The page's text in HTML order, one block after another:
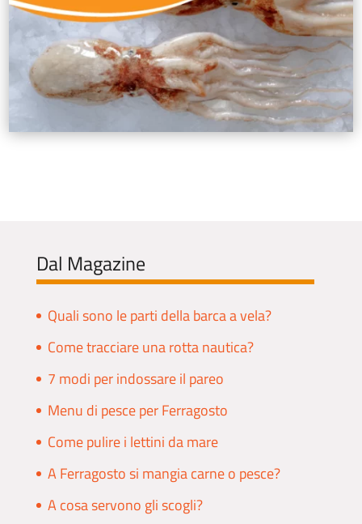
Dal Magazine
Quali sono le parti della barca a vela?
Come tracciare una rotta nautica?
7 modi per indossare il pareo
Menu di pesce per Ferragosto
Come pulire i lettini da mare
A Ferragosto si mangia carne o pesce?
A cosa servono gli scogli?